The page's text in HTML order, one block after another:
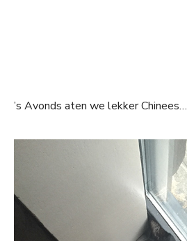
’s Avonds aten we lekker Chinees…